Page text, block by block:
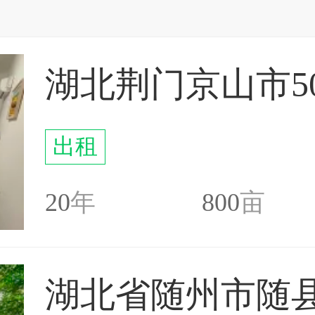
出租
20年 800亩